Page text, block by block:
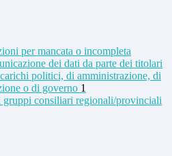
per mancata o incompleta
dei dati da parte dei titolari
politici, di amministrazione, di
o di governo 1
gruppi consiliari regionali/provinciali